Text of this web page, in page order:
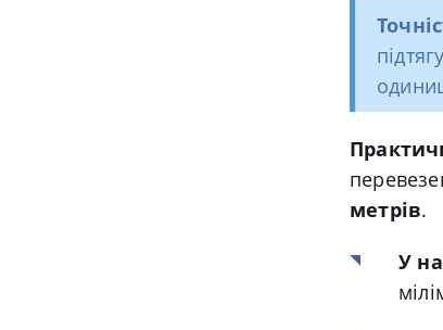
метрів.
У